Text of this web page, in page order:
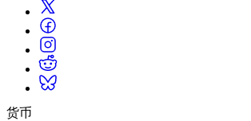
Grow
用户获取
被发现并获取移动用户
管理跨门店和D2C渠道的IAP（应用内购买）
汽车
提升创新能力和车内体验
查看所有行业
真实成功案例
最佳实践指南
专家提示和技巧
演示
演示、示例和构建模块
庆祝全球的Unity创作者
教育
对于学生
开启您的职业生涯
增强您的教学
货币